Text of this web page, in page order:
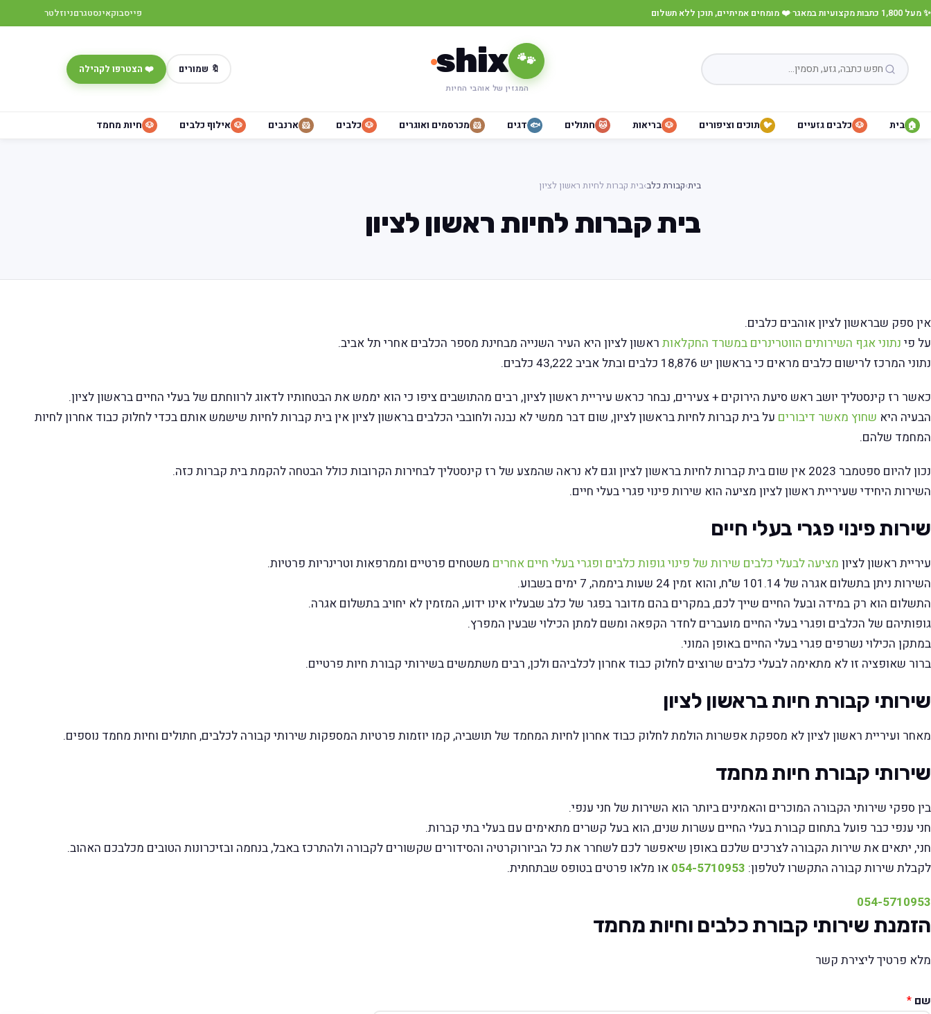
✨ מעל 1,800 כתבות מקצועיות במאגר ·❤️ מומחים אמיתיים, תוכן ללא תשלום פייסבוקאינסטגרםניוזלטר
🐾
shix
המגזין של אוהבי החיות
🔖 שמורים ❤️ הצטרפו לקהילה
🏠 בית 🐶 כלבים גזעיים 🐦 תוכים וציפורים 🐶 בריאות 🐱 חתולים 🐟 דגים 🐹 מכרסמים ואוגרים 🐶 כלבים 🐹 ארנבים 🐶 אילוף כלבים 🐶 חיות מחמד
בית›קבורת כלב›בית קברות לחיות ראשון לציון
בית קברות לחיות ראשון לציון
אין ספק שבראשון לציון אוהבים כלבים.
על פי נתוני אגף השירותים הווטרינרים במשרד החקלאות ראשון לציון היא העיר השנייה מבחינת מספר הכלבים אחרי תל אביב.
נתוני המרכז לרישום כלבים מראים כי בראשון יש 18,876 כלבים ובתל אביב 43,222 כלבים.
כאשר רז קינסטליך יושב ראש סיעת הירוקים + צעירים, נבחר כראש עיריית ראשון לציון, רבים מהתושבים ציפו כי הוא יממש את הבטחותיו לדאוג לרווחתם של בעלי החיים בראשון לציון.
הבעיה היא שחוץ מאשר דיבורים על בית קברות לחיות בראשון לציון, שום דבר ממשי לא נבנה ולחובבי הכלבים בראשון לציון אין בית קברות לחיות שישמש אותם בכדי לחלוק כבוד אחרון לחיות
המחמד שלהם.
נכון להיום ספטמבר 2023 אין שום בית קברות לחיות בראשון לציון וגם לא נראה שהמצע של רז קינסטליך לבחירות הקרובות כולל הבטחה להקמת בית קברות כזה.
השירות היחידי שעיריית ראשון לציון מציעה הוא שירות פינוי פגרי בעלי חיים.
שירות פינוי פגרי בעלי חיים
עיריית ראשון לציון מציעה לבעלי כלבים שירות של פינוי גופות כלבים ופגרי בעלי חיים אחרים משטחים פרטיים וממרפאות וטרינריות פרטיות.
השירות ניתן בתשלום אגרה של 101.14 ש"ח, והוא זמין 24 שעות ביממה, 7 ימים בשבוע.
התשלום הוא רק במידה ובעל החיים שייך לכם, במקרים בהם מדובר בפגר של כלב שבעליו אינו ידוע, המזמין לא יחויב בתשלום אגרה.
גופותיהם של הכלבים ופגרי בעלי החיים מועברים לחדר הקפאה ומשם למתן הכילוי שבעין המפרץ.
במתקן הכילוי נשרפים פגרי בעלי החיים באופן המוני.
ברור שאופציה זו לא מתאימה לבעלי כלבים שרוצים לחלוק כבוד אחרון לכלביהם ולכן, רבים משתמשים בשירותי קבורת חיות פרטיים.
שירותי קבורת חיות בראשון לציון
מאחר ועיריית ראשון לציון לא מספקת אפשרות הולמת לחלוק כבוד אחרון לחיות המחמד של תושביה, קמו יוזמות פרטיות המספקות שירותי קבורה לכלבים, חתולים וחיות מחמד נוספים.
שירותי קבורת חיות מחמד
בין ספקי שירותי הקבורה המוכרים והאמינים ביותר הוא השירות של חני ענפי.
חני ענפי כבר פועל בתחום קבורת בעלי החיים עשרות שנים, הוא בעל קשרים מתאימים עם בעלי בתי קברות.
חני, יתאים את שירות הקבורה לצרכים שלכם באופן שיאפשר לכם לשחרר את כל הביורוקרטיה והסידורים שקשורים לקבורה ולהתרכז באבל, בנחמה ובזיכרונות הטובים מכלבכם האהוב.
לקבלת שירות קבורה התקשרו לטלפון: 054-5710953 או מלאו פרטים בטופס שבתחתית.
054-5710953
הזמנת שירותי קבורת כלבים וחיות מחמד
מלא פרטיך ליצירת קשר
שם *